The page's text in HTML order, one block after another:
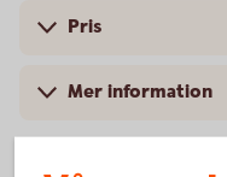
Pris
Mer information